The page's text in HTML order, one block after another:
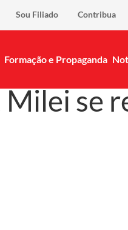
Sou Filiado Contribua
Formação e Propaganda
Milei se